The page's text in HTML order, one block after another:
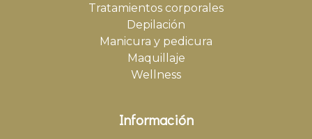
Tratamientos corporales
Depilación
Manicura y pedicura
Maquillaje
Wellness
Información